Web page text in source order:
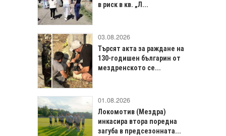
в риск в кв. „Л...
03.08.2026
Търсят акта за раждане на
130-годишен българин от
мездренското се...
01.08.2026
Локомотив (Мездра)
инкасира втора поредна
загуба в предсезонната...